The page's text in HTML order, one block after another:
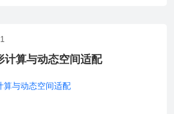
计算与动态空间适配